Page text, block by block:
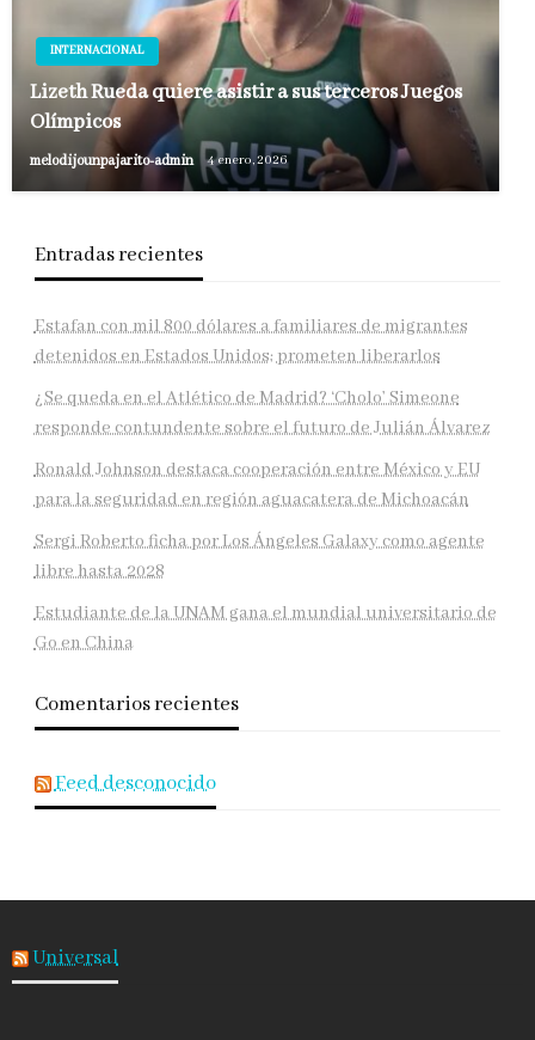
INTERNACIONAL
Lizeth Rueda quiere asistir a sus terceros Juegos
Olímpicos
melodijounpajarito-admin 4 enero, 2026
Entradas recientes
Estafan con mil 800 dólares a familiares de migrantes
detenidos en Estados Unidos; prometen liberarlos
¿Se queda en el Atlético de Madrid? ‘Cholo’ Simeone
responde contundente sobre el futuro de Julián Álvarez
Ronald Johnson destaca cooperación entre México y EU
para la seguridad en región aguacatera de Michoacán
Sergi Roberto ficha por Los Ángeles Galaxy como agente
libre hasta 2028
Estudiante de la UNAM gana el mundial universitario de
Go en China
Comentarios recientes
Feed desconocido
Universal